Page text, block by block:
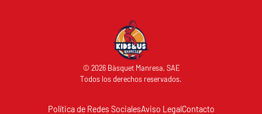
© 2026 Bàsquet Manresa, SAE
Todos los derechos reservados.
Política de Redes SocialesAviso LegalContacto